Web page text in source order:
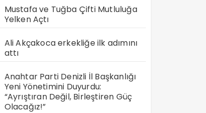
Mustafa ve Tuğba Çifti Mutluluğa
Yelken Açtı
Ali Akçakoca erkekliğe ilk adımını
attı
Anahtar Parti Denizli İl Başkanlığı
Yeni Yönetimini Duyurdu:
“Ayrıştıran Değil, Birleştiren Güç
Olacağız!”